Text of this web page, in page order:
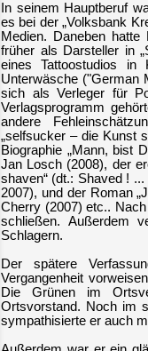
In seinem Hauptberuf
es bei der „Volksbank
Medien. Daneben
früher als Darsteller in
eines Tattoostudios in
Unterwäsche ("German
sich als Verleger für
Verlagsprogramm
andere
„selfsucker – die Kunst
Biographie „Mann, bist
Jan Losch (2008), der
shaven“ (dt.: Shaved !
2007), und der Roman
Cherry (2007) etc..
schließen. Außerdem
Schlagern.
Der spätere
Vergangenheit
Die Grünen im
Ortsvorstand. Noch im
sympathisierte er auch